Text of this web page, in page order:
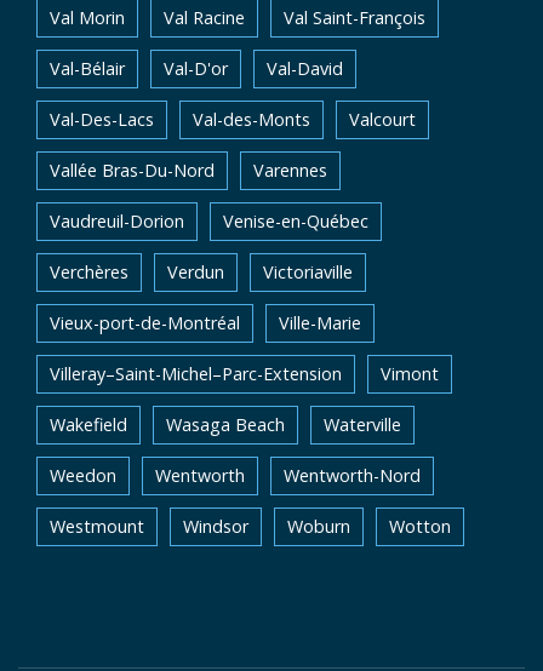
Val Morin Val Racine Val Saint-François
Val-Bélair Val-D'or Val-David
Val-Des-Lacs Val-des-Monts Valcourt
Vallée Bras-Du-Nord Varennes
Vaudreuil-Dorion Venise-en-Québec
Verchères Verdun Victoriaville
Vieux-port-de-Montréal Ville-Marie
Villeray–Saint-Michel–Parc-Extension Vimont
Wakefield Wasaga Beach Waterville
Weedon Wentworth Wentworth-Nord
Westmount Windsor Woburn Wotton